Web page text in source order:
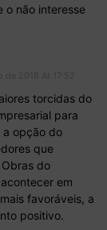
o não interesse
torcidas do
para
a opção do
que
do
em
favoráveis, a
positivo.